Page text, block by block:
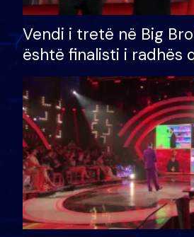
Vendi i tretë në Big
është finalisti i radhës